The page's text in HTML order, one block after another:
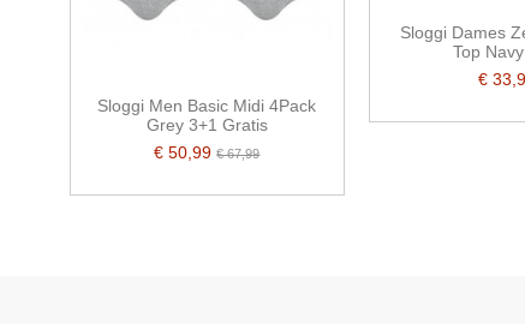
Sloggi Men Basic Midi 4Pack
Grey 3+1 Gratis
€ 50,99€ 67,99
Sloggi Dames
Top
€